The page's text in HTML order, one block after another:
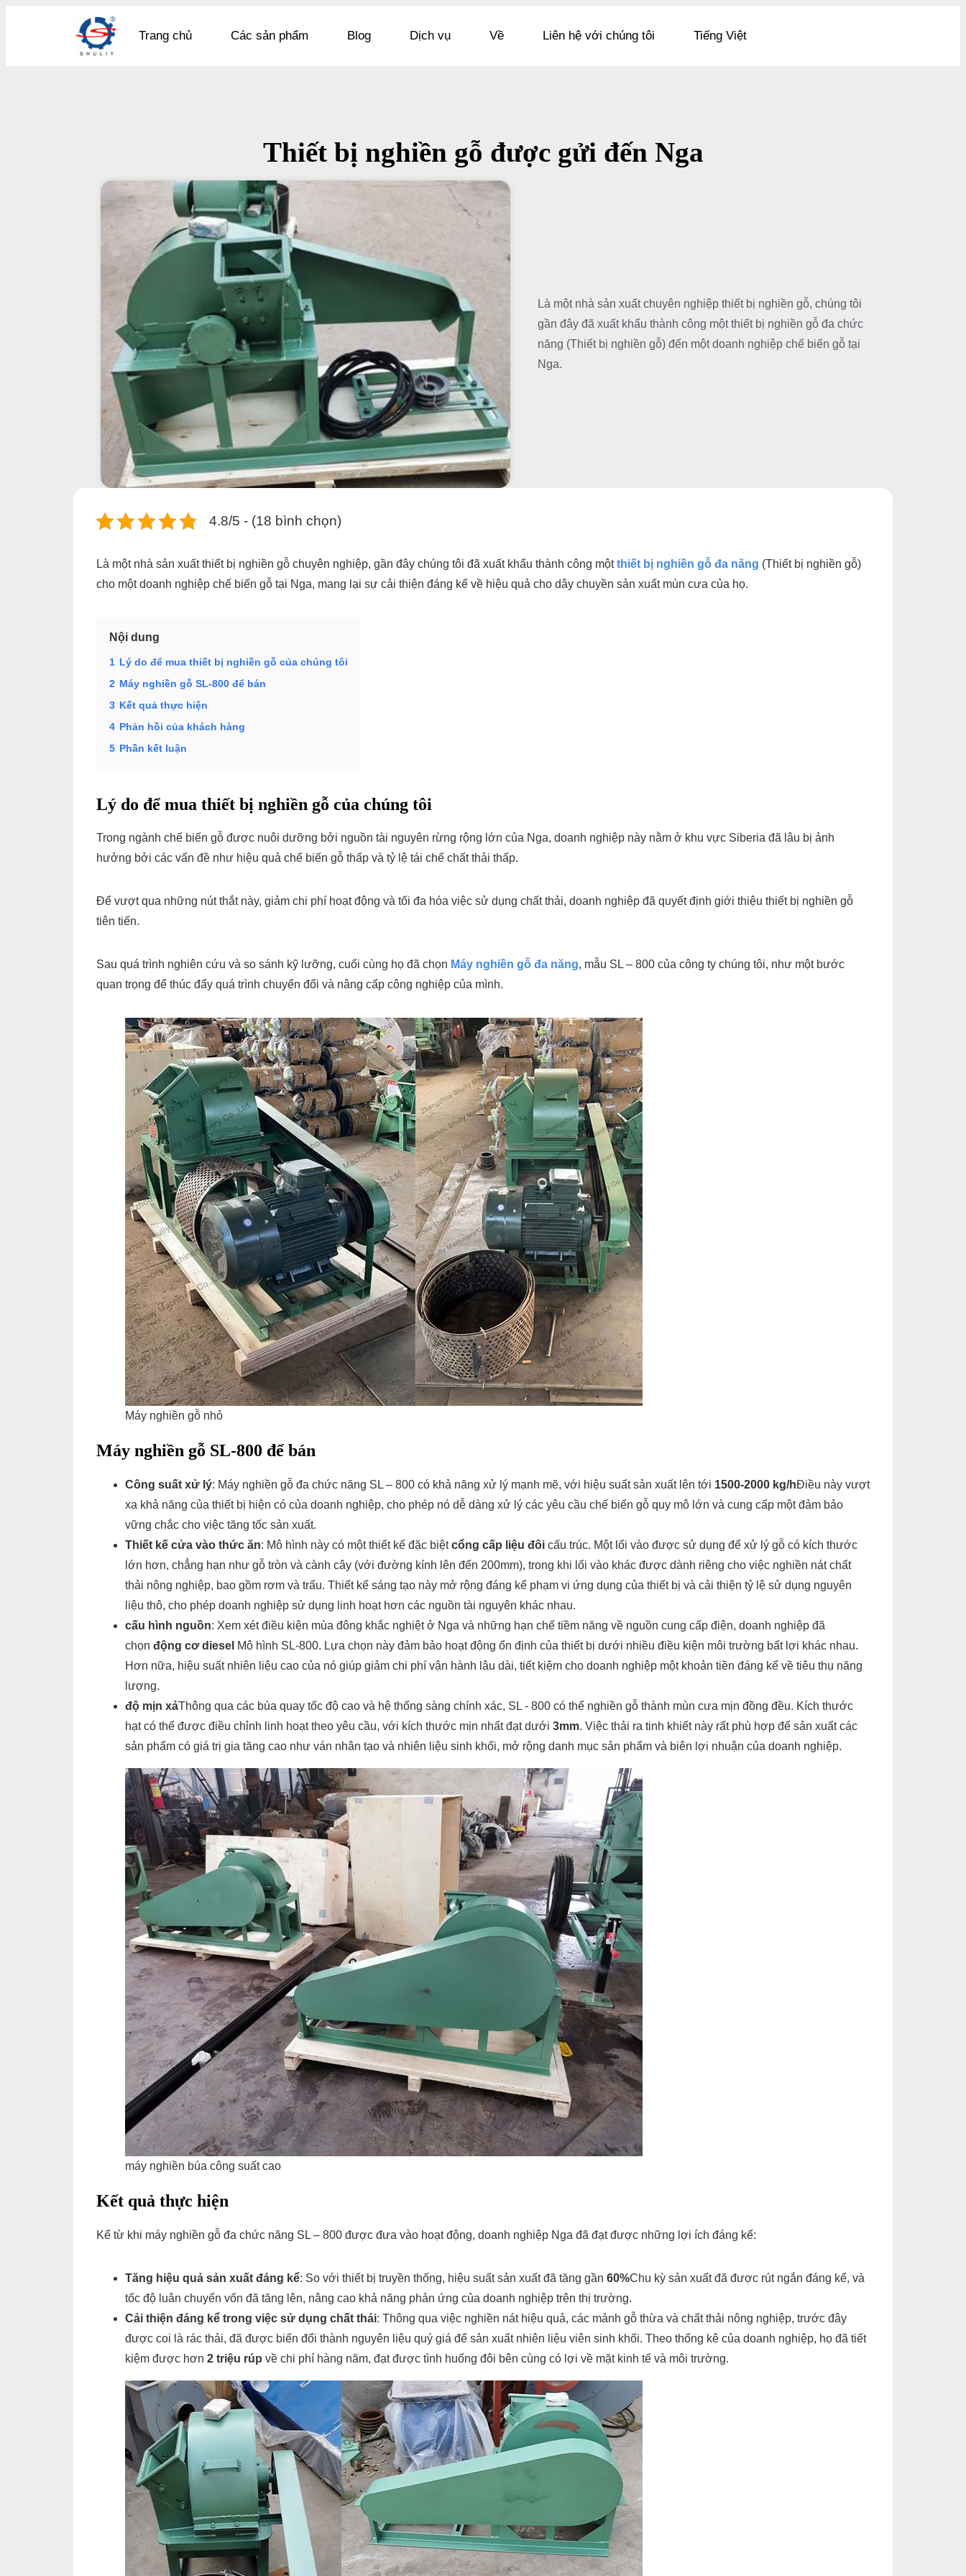
Trang chủ Các sản phẩm Blog Dịch vụ Về Liên hệ với chúng tôi Tiếng Việt
Thiết bị nghiền gỗ được gửi đến Nga
Là một nhà sản xuất chuyên nghiệp thiết bị nghiền gỗ, chúng tôi
gần đây đã xuất khẩu thành công một thiết bị nghiền gỗ đa chức
năng (Thiết bị nghiền gỗ) đến một doanh nghiệp chế biến gỗ tại
Nga.
4.8/5 - (18 bình chọn)
Là một nhà sản xuất thiết bị nghiền gỗ chuyên nghiệp, gần đây chúng tôi đã xuất khẩu thành công mộtthiết bị nghiền gỗ đa năng (Thiết bị nghiền gỗ)
cho một doanh nghiệp chế biến gỗ tại Nga, mang lại sự cải thiện đáng kể về hiệu quả cho dây chuyền sản xuất mùn cưa của họ.
Nội dung
1 Lý do để mua thiết bị nghiền gỗ của chúng tôi
2 Máy nghiền gỗ SL-800 để bán
3 Kết quả thực hiện
4 Phản hồi của khách hàng
5 Phần kết luận
Lý do để mua thiết bị nghiền gỗ của chúng tôi
Trong ngành chế biến gỗ được nuôi dưỡng bởi nguồn tài nguyên rừng rộng lớn của Nga, doanh nghiệp này nằm ở khu vực Siberia đã lâu bị ảnh
hưởng bởi các vấn đề như hiệu quả chế biến gỗ thấp và tỷ lệ tái chế chất thải thấp.
Để vượt qua những nút thắt này, giảm chi phí hoạt động và tối đa hóa việc sử dụng chất thải, doanh nghiệp đã quyết định giới thiệu thiết bị nghiền gỗ
tiên tiến.
Sau quá trình nghiên cứu và so sánh kỹ lưỡng, cuối cùng họ đã chọn Máy nghiền gỗ đa năng, mẫu SL – 800 của công ty chúng tôi, như một bước
quan trọng để thúc đẩy quá trình chuyển đổi và nâng cấp công nghiệp của mình.
Máy nghiền gỗ nhỏ
Máy nghiền gỗ SL-800 để bán
Công suất xử lý: Máy nghiền gỗ đa chức năng SL – 800 có khả năng xử lý mạnh mẽ, với hiệu suất sản xuất lên tới 1500-2000 kg/hĐiều này vượt
xa khả năng của thiết bị hiện có của doanh nghiệp, cho phép nó dễ dàng xử lý các yêu cầu chế biến gỗ quy mô lớn và cung cấp một đảm bảo
vững chắc cho việc tăng tốc sản xuất.
Thiết kế cửa vào thức ăn: Mô hình này có một thiết kế đặc biệtcổng cấp liệu đôi cấu trúc. Một lối vào được sử dụng để xử lý gỗ có kích thước
lớn hơn, chẳng hạn như gỗ tròn và cành cây (với đường kính lên đến 200mm), trong khi lối vào khác được dành riêng cho việc nghiền nát chất
thải nông nghiệp, bao gồm rơm và trấu. Thiết kế sáng tạo này mở rộng đáng kể phạm vi ứng dụng của thiết bị và cải thiện tỷ lệ sử dụng nguyên
liệu thô, cho phép doanh nghiệp sử dụng linh hoạt hơn các nguồn tài nguyên khác nhau.
cấu hình nguồn: Xem xét điều kiện mùa đông khắc nghiệt ở Nga và những hạn chế tiềm năng về nguồn cung cấp điện, doanh nghiệp đã
chọn động cơ diesel Mô hình SL-800. Lựa chọn này đảm bảo hoạt động ổn định của thiết bị dưới nhiều điều kiện môi trường bất lợi khác nhau.
Hơn nữa, hiệu suất nhiên liệu cao của nó giúp giảm chi phí vận hành lâu dài, tiết kiệm cho doanh nghiệp một khoản tiền đáng kể về tiêu thụ năng
lượng.
độ mịn xảThông qua các búa quay tốc độ cao và hệ thống sàng chính xác, SL - 800 có thể nghiền gỗ thành mùn cưa mịn đồng đều. Kích thước
hạt có thể được điều chỉnh linh hoạt theo yêu cầu, với kích thước mịn nhất đạt dưới 3mm. Việc thải ra tinh khiết này rất phù hợp để sản xuất các
sản phẩm có giá trị gia tăng cao như ván nhân tạo và nhiên liệu sinh khối, mở rộng danh mục sản phẩm và biên lợi nhuận của doanh nghiệp.
máy nghiền búa công suất cao
Kết quả thực hiện
Kể từ khi máy nghiền gỗ đa chức năng SL – 800 được đưa vào hoạt động, doanh nghiệp Nga đã đạt được những lợi ích đáng kể:
Tăng hiệu quả sản xuất đáng kể: So với thiết bị truyền thống, hiệu suất sản xuất đã tăng gần 60%Chu kỳ sản xuất đã được rút ngắn đáng kể, và
tốc độ luân chuyển vốn đã tăng lên, nâng cao khả năng phản ứng của doanh nghiệp trên thị trường.
Cải thiện đáng kể trong việc sử dụng chất thải: Thông qua việc nghiền nát hiệu quả, các mảnh gỗ thừa và chất thải nông nghiệp, trước đây
được coi là rác thải, đã được biến đổi thành nguyên liệu quý giá để sản xuất nhiên liệu viên sinh khối. Theo thống kê của doanh nghiệp, họ đã tiết
kiệm được hơn 2 triệu rúp về chi phí hàng năm, đạt được tình huống đôi bên cùng có lợi về mặt kinh tế và môi trường.